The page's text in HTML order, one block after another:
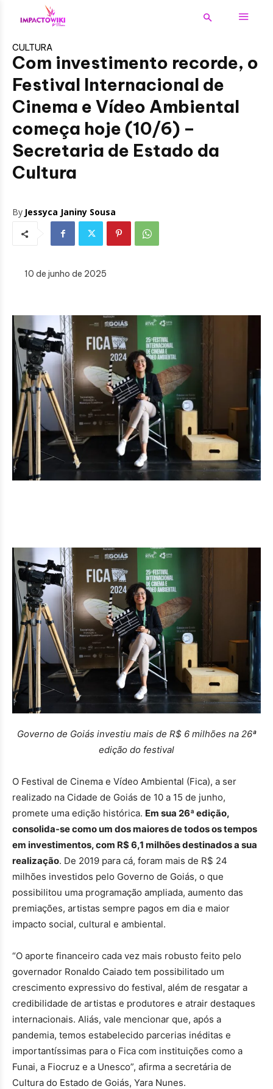
CULTURA
Com investimento recorde, o
Festival Internacional de
Cinema e Vídeo Ambiental
começa hoje (10/6) –
Secretaria de Estado da
Cultura
By Jessyca Janiny Sousa
10 de junho de 2025
Governo de Goiás investiu mais de R$ 6 milhões na 26ª
edição do festival
O Festival de Cinema e Vídeo Ambiental (Fica), a ser
realizado na Cidade de Goiás de 10 a 15 de junho,
promete uma edição histórica. Em sua 26ª edição,
consolida-se como um dos maiores de todos os tempos
em investimentos, com R$ 6,1 milhões destinados a sua
realização. De 2019 para cá, foram mais de R$ 24
milhões investidos pelo Governo de Goiás, o que
possibilitou uma programação ampliada, aumento das
premiações, artistas sempre pagos em dia e maior
impacto social, cultural e ambiental.
“O aporte financeiro cada vez mais robusto feito pelo
governador Ronaldo Caiado tem possibilitado um
crescimento expressivo do festival, além de resgatar a
credibilidade de artistas e produtores e atrair destaques
internacionais. Aliás, vale mencionar que, após a
pandemia, temos estabelecido parcerias inéditas e
importantíssimas para o Fica com instituições como a
Funai, a Fiocruz e a Unesco”, afirma a secretária de
Cultura do Estado de Goiás, Yara Nunes.